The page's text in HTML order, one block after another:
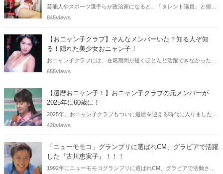
芸能人やスポーツ選手らが政治家になると、「タレント議員」と揶揄
されることがありますが、同時に、"タレントとしての活躍" が再注目
わどいショットで多くの男性を魅了した女性も!? 今回は、そんなグラ
ビアで活躍した女性政治家6名をご紹介します。
845views
【おニャン子クラブ】そんなメンバーいた？知る人ぞ知
る！隠れた美少女おニャン子！
おニャン子クラブには、在籍期間が短くほとんど活躍できなかったも
のの、知る人ぞ知る "美少女おニャン子" がいました。それも、強制的
子まで様々です。今回は、筆者の独断と偏見で、4人の "隠れ美少女お
ニャン子" をご紹介します。
655views
【還暦おニャン子！】おニャン子クラブの元メンバーが
2025年に60歳に！
2025年、おニャン子クラブもついに還暦を迎える時代に入りました。
おニャン子クラブの元メンバーは全員が昭和40年代生まれで、そのう
れ）の二人です。しかも、この二人には年齢以外の共通点もありま
す。さて、誰と誰でしょうか？
420views
「ニューモモコ」グランプリに選ばれCM、グラビアで活躍
した『古川恵実子』！！！
1992年にニューモモコグランプリに選ばれCM、グラビアで活動され